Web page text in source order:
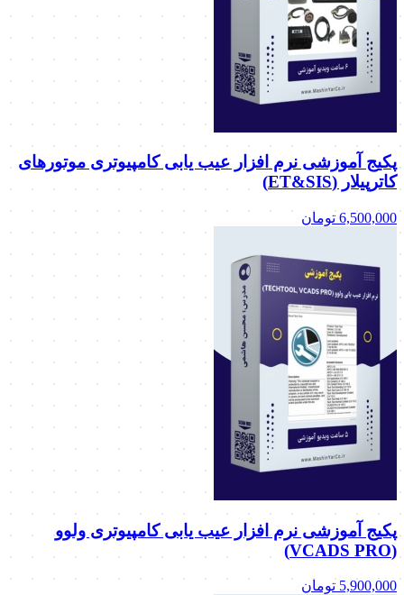
پکیج آموزشی نرم افزار عیب یابی کامپیوتری موتورهای
کاترپیلار (ET&SIS)
6,500,000 تومان
پکیج آموزشی نرم افزار عیب یابی کامپیوتری ولوو
(VCADS PRO)
5,900,000 تومان